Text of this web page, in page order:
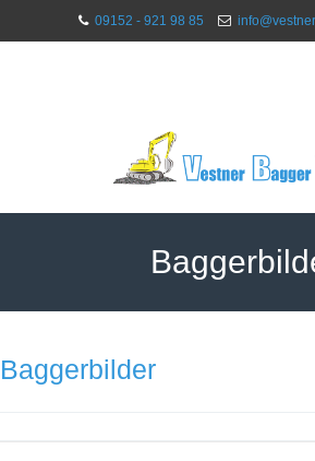
09152 - 921 98 85
Baggerbilder